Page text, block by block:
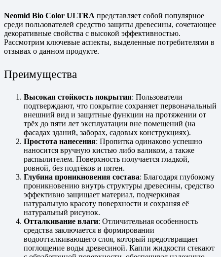
Neomid Bio Color ULTRA представляет собой популярное
среди пользователей средство защиты древесины, сочетающее
декоративные свойства с высокой эффективностью.
Рассмотрим ключевые аспекты, выделенные потребителями в
отзывах о данном продукте.
Преимущества
Высокая стойкость покрытия: Пользователи
подтверждают, что покрытие сохраняет первоначальный
внешний вид и защитные функции на протяжении от
трёх до пяти лет эксплуатации вне помещений (на
фасадах зданий, заборах, садовых конструкциях).
Простота нанесения: Пропитка одинаково успешно
наносится вручную кистью либо валиком, а также
распылителем. Поверхность получается гладкой,
ровной, без подтёков и пятен.
Глубина проникновения состава: Благодаря глубокому
проникновению внутрь структуры древесины, средство
эффективно защищает материал, подчеркивая
натуральную красоту поверхности и сохраняя её
натуральный рисунок.
Отталкивание влаги: Отличительная особенность
средства заключается в формировании
водоотталкивающего слоя, который предотвращает
поглощение воды древесиной. Капли жидкости стекают